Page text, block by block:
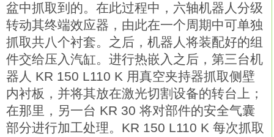
盆中抓取到的。在此过程中，六轴机器人分级
转动其终端效应器，由此在一个周期中可单独
抓取共八个衬套。之后，机器人将装配好的组
件交给压入汽缸。进行热嵌入之后，第三台机
器人 KR 150 L110 K 用真空夹持器抓取侧壁
内衬板，并将其放在激光切割设备的转台上；
在那里，另一台 KR 30 将对部件的安全气囊
部分进行加工处理。KR 150 L110 K 每次抓取